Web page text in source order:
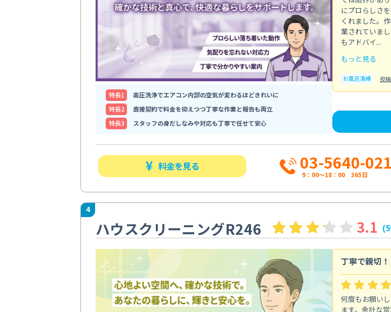
特⻑1
高圧洗浄でエアコン内部の空気が変わるほどきれいに
特⻑2
直接契約で料金を抑えつつ丁寧な作業と報告も両立
特⻑3
スタッフの身だしなみや対応も丁寧で任せて安心
にプロらしさ
くれました。
業されていま
もアドバイ...
もっと見る
お風呂清掃 投
料金を見る 03-5640-
9：00～18：00 365日
4
ハウスクリーニングR246 3.1
丁寧で親切！
何度もお願い
ます。余計な